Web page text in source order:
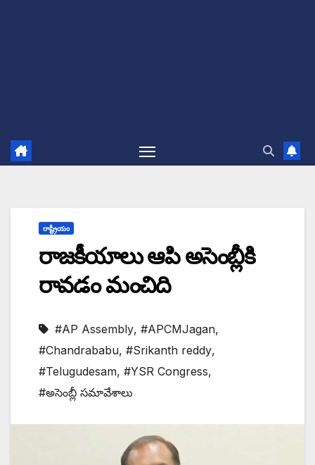
రాష్ట్రీయం
రాజకీయాలు ఆపి అసెంబ్లీకి
రావడం మంచిది
#AP Assembly, #APCMJagan,
#Chandrababu, #Srikanth reddy,
#Telugudesam, #YSR Congress,
#అసెంబ్లీ సమావేశాలు